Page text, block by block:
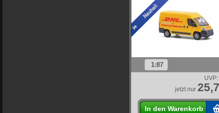
1:87
UVP:
jetzt nur
In den Warenkorb